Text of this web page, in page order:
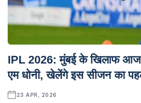
IPL 2026: मुंबई के खिलाफ
एम धोनी, खेलेंगे इस सीजन का
23 APR, 2026